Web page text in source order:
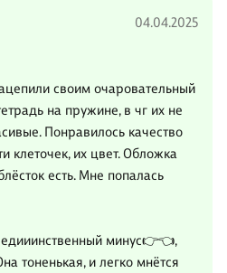
04.04.2025
своим очаровательный
на пружине, в чг их не
Понравилось качество
клеточек, их цвет. Обложка
есть. Мне попалась
минус👉👈,
тоненькая, и легко мнётся